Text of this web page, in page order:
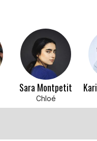
Sara Montpetit
Chloé